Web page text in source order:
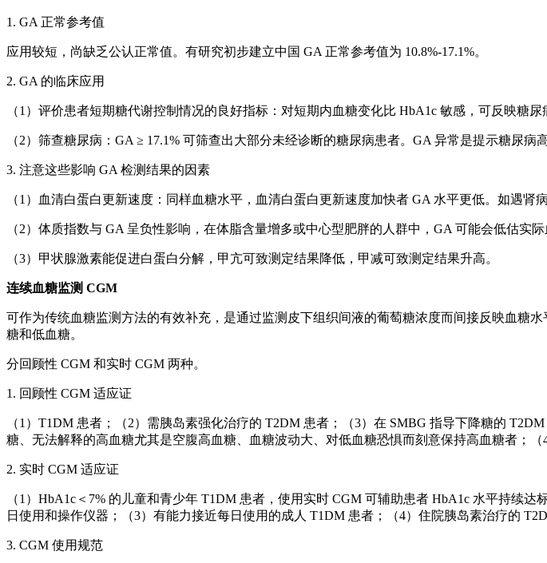
1. GA 正常参考值
应用较短，尚缺乏公认正常值。有研究初步建立中国 GA 正常参考值为 10.8%-17.1%。
2. GA 的临床应用
（1）评价患者短期糖代谢控制情况的良好指标：对短期内血糖变化比 HbA1c 敏感，可反映糖尿
（2）筛查糖尿病：GA ≥ 17.1% 可筛查出大部分未经诊断的糖尿病患者。GA 异常是提示糖尿病
3. 注意这些影响 GA 检测结果的因素
（1）血清白蛋白更新速度：同样血糖水平，血清白蛋白更新速度加快者 GA 水平更低。如遇
（2）体质指数与 GA 呈负性影响，在体脂含量增多或中心型肥胖的人群中，GA 可能会低估实际
（3）甲状腺激素能促进白蛋白分解，甲亢可致测定结果降低，甲减可致测定结果升高。
连续血糖监测 CGM
可作为传统血糖监测方法的有效补充，是通过监测皮下组织间液的葡萄糖浓度而间接反映血糖
糖和低血糖。
分回顾性 CGM 和实时 CGM 两种。
1. 回顾性 CGM 适应证
（1）T1DM 患者；（2）需胰岛素强化治疗的 T2DM 患者；（3）在 SMBG 指导下降糖的
糖、无法解释的高血糖尤其是空腹高血糖、血糖波动大、对低血糖恐惧而刻意保持高血糖者；
2. 实时 CGM 适应证
（1）HbA1c＜7% 的儿童和青少年 T1DM 患者，使用实时 CGM 可辅助患者 HbA1c 水平持续
日使用和操作仪器；（3）有能力接近每日使用的成人 T1DM 患者；（4）住院胰岛素治疗的
3. CGM 使用规范